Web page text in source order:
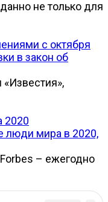
не только для
в закон об
люди мира в 2020,
– ежегодно